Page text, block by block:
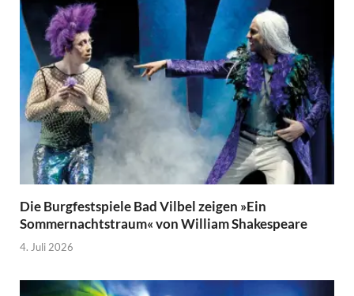
Die Burgfestspiele Bad Vilbel zeigen »Ein
Sommernachtstraum« von William Shakespeare
4. Juli 2026